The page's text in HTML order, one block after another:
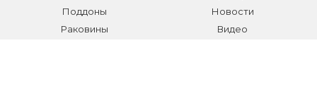
Поддоны
Раковины
Новости
Видео